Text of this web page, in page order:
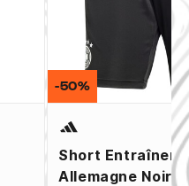
Short
Allemagne Noir
-50%